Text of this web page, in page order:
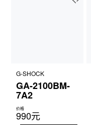
G-SHOCK
GA-2100BM-
7A2
价格
990元